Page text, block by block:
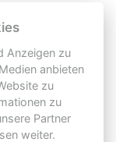
einfach
Anzeigen zu
anbieten
zu
zu
Partner
weiter.